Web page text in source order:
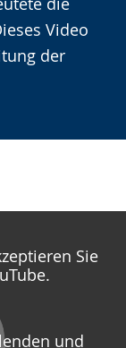
Video
der
Sie
und